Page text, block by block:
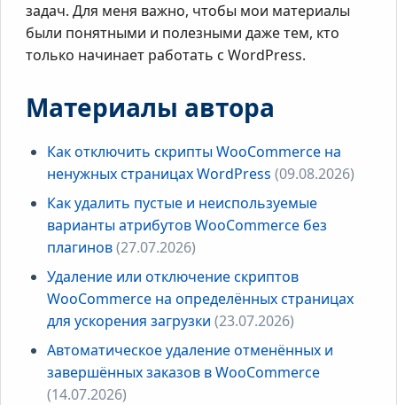
задач. Для меня важно, чтобы мои материалы
были понятными и полезными даже тем, кто
только начинает работать с WordPress.
Материалы автора
Как отключить скрипты WooCommerce на
ненужных страницах WordPress (09.08.2026)
Как удалить пустые и неиспользуемые
варианты атрибутов WooCommerce без
плагинов(27.07.2026)
Удаление или отключение скриптов
WooCommerce на определённых страницах
для ускорения загрузки (23.07.2026)
Автоматическое удаление отменённых и
завершённых заказов в WooCommerce
(14.07.2026)